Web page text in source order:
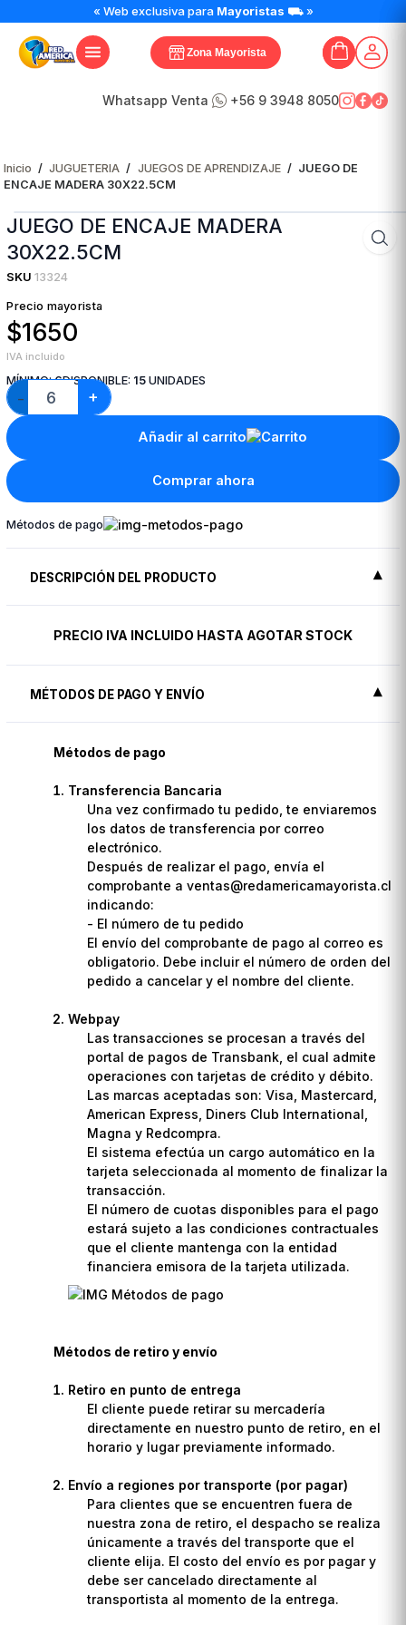
« Web exclusiva para Mayoristas ⛟ »
Zona Mayorista
Whatsapp Venta +56 9 3948 8050
Inicio / JUGUETERIA / JUEGOS DE APRENDIZAJE / JUEGO DE
ENCAJE MADERA 30X22.5CM
JUEGO DE ENCAJE MADERA
30X22.5CM
SKU 13324
Precio mayorista
$1650
IVA incluido
MÍNIMO:6DISPONIBLE: 15 UNIDADES
−
DE
ENCAJE
MADERA
+
Añadir al carrito
Comprar ahora
Métodos de pago
DESCRIPCIÓN DEL PRODUCTO
PRECIO IVA INCLUIDO HASTA AGOTAR STOCK
MÉTODOS DE PAGO Y ENVÍO
Métodos de pago
Transferencia Bancaria
Una vez confirmado tu pedido, te enviaremos
los datos de transferencia por correo
electrónico.
Después de realizar el pago, envía el
comprobante a ventas@redamericamayorista.cl
indicando:
- El número de tu pedido
El envío del comprobante de pago al correo es
obligatorio. Debe incluir el número de orden del
pedido a cancelar y el nombre del cliente.
Webpay
Las transacciones se procesan a través del
portal de pagos de Transbank, el cual admite
operaciones con tarjetas de crédito y débito.
Las marcas aceptadas son: Visa, Mastercard,
American Express, Diners Club International,
Magna y Redcompra.
El sistema efectúa un cargo automático en la
tarjeta seleccionada al momento de finalizar la
transacción.
El número de cuotas disponibles para el pago
estará sujeto a las condiciones contractuales
que el cliente mantenga con la entidad
financiera emisora de la tarjeta utilizada.
Métodos de retiro y envío
Retiro en punto de entrega
El cliente puede retirar su mercadería
directamente en nuestro punto de retiro, en el
horario y lugar previamente informado.
Envío a regiones por transporte (por pagar)
Para clientes que se encuentren fuera de
nuestra zona de retiro, el despacho se realiza
únicamente a través del transporte que el
cliente elija. El costo del envío es por pagar y
debe ser cancelado directamente al
transportista al momento de la entrega.